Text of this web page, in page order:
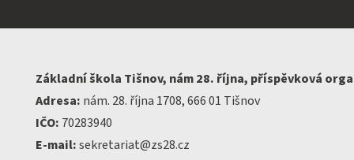
Základní škola Tišnov, nám 28. října, příspěvková
Adresa: nám. 28. října 1708, 666 01 Tišnov
IČO: 70283940
E-mail:sekretariat@zs28.cz